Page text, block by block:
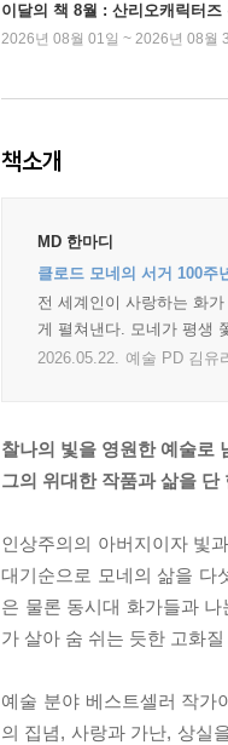
이달의 책 8월 : 산리오캐릭터즈
2026년 08월 01일 ~ 2026년 08월
책소개
MD 한마디
클로드 모네의 서거 100주
전 세계인이 사랑하는 화
게 펼쳐낸다. 모네가 평생
2026.05.22. 예술 PD 김유
찰나의 빛을 영원한 예술로
그의 위대한 작품과 삶을 단
인상주의의 아버지이자 빛
대기순으로 모네의 삶을 다
은 물론 동시대 화가들과
가 살아 숨 쉬는 듯한 고화
예술 분야 베스트셀러 작가
의 집념, 사랑과 가난, 상실